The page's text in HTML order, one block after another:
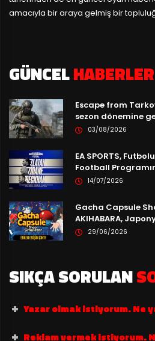
amacıyla bir araya gelmiş bir
GÜNCELHABERLER
Escape from
sezon dönemine
03/08/2026
EA SPORTS,
Football
14/07/2026
Gacha Capsule
AKIHABARA,
29/06/2026
SIKÇA SORULAN
Yazar olmak istiyorum. Ne
Reklam vermek istiyorum.